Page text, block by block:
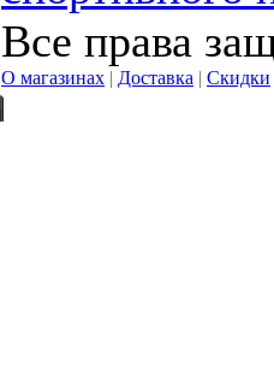
Все права
О магазинах | Доставка | Скидки